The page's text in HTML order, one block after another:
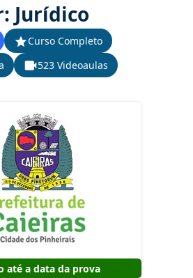
Jurídico
Curso Completo
523 Videoaulas
até a data da prova